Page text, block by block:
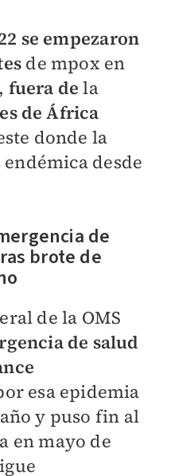
se empezaron
de mpox en
fuera de la
de África
donde la
desde
de
brote de
de la OMS
de salud
esa epidemia
y puso fin al
en mayo de